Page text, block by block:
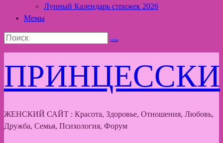
Лунный Календарь стрижек 2026
Мемы
ПРИНЦЕССКИ
ЖЕНСКИЙ САЙТ : Красота, Здоровье, Отношения, Любовь,
Дружба, Семья, Психология, Форум